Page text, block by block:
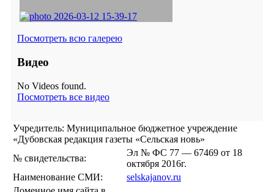
Посмотреть всю галерею
Видео
No Videos found.
Посмотреть все видео
Учредитель: Муниципальное бюджетное учреждение
«Дубовская редакция газеты «Сельская новь»
№ свидетельства:
Эл № ФС 77 — 67469 от 18
октября 2016г.
Наименование СМИ:
selskajanov.ru